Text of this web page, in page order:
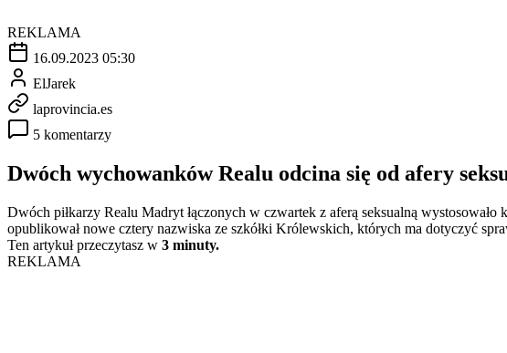
REKLAMA
16.09.2023 05:30
ElJarek
laprovincia.es
5 komentarzy
Dwóch wychowanków Realu odcina się od afery
Dwóch piłkarzy Realu Madryt łączonych w czwartek z aferą seksualną
opublikował nowe cztery nazwiska ze szkółki Królewskich, których ma dotyczyć
Ten artykuł przeczytasz w 3 minuty.
REKLAMA